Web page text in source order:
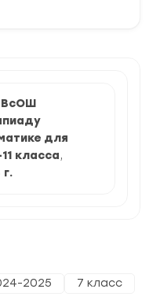
ВсОШ
для
класса,
г.
2025
7 класс